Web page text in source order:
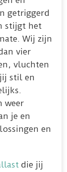
getriggerd
stijgt het
Wij zijn
vier
vluchten
stil en
weer
je en
en
die jij